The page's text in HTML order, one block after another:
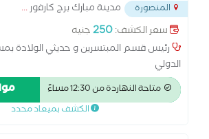
المنصورة مدينة مبارك برج كارفور...
سعر الكشف:250جنيه
رئيس قسم المبتسرين و حديثي الولادة
الدولي
متاحة النهاردة من 12:30 مساءً
الكشف بميعاد محدد